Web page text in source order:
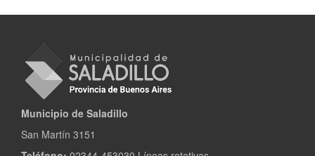
Municipio de Saladillo
San Martín 3151